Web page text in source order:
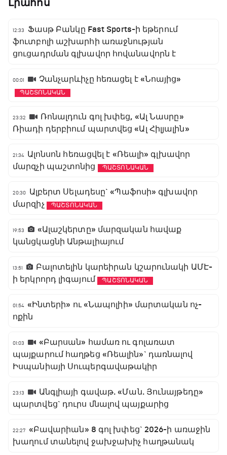
Լրահոս
12:33
Ֆասթ Բանկը Fast Sports-ի եթերում
ֆուտբոլի աշխարհի առաջնության
ցուցադրման գլխավոր հովանավորն է
00:01 Չանչարևիչը հեռացել է «Նոայից»
ՊԱՇՏՈՆԱԿԱՆ
23:32
Ռոնալդուն գոլ խփեց, «Ալ Նասրը»
Ռիադի դերբիում պարտվեց «Ալ Հիլյալին»
21:34 Ալոնսոն հեռացվել է «Ռեալի» գլխավոր
մարզչի պաշտոնից
ՊԱՇՏՈՆԱԿԱՆ
20:30
Ալբերտ Սելադեսը` «Պաֆոսի» գլխավոր
մարզիչ
ՊԱՇՏՈՆԱԿԱՆ
19:53
«Ալաշկերտը» մարզական հավաք
կանցկացնի Անթալիայում
13:51
Բալոտելին կարեիրան կշարունակի ԱՄԷ-
ի երկրորդ լիգայում
ՊԱՇՏՈՆԱԿԱՆ
01:54 «Ինտերի» ու «Նապոլիի» մարտական ոչ-
ոքին
01:03
«Բարսան» համառ ու գոլառատ
պայքարում հաղթեց «Ռեալին»` դառնալով
Իսպանիայի Սուպերգավաթակիր
23:13
Անգլիայի գավաթ. «Ման. Յունայթեդը»
պարտվեց` դուրս մնալով պայքարից
22:27 «Բավարիան» 8 գոլ խփեց` 2026-ի առաջին
խաղում տանելով ջախջախիչ հաղթանակ